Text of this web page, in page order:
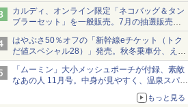
カルディ、オンライン限定「ネコバッグ＆タン
ブラーセット」を一般販売。7月の抽選販売の
当選無効分
はやぶさ50％オフの「新幹線eチケット（トク
だ値スペシャル28）」発売。秋冬乗車分、えき
ねっと限定
「ムーミン」大小メッシュポーチが付録、素敵
なあの人 11月号。中身が見やすく、温泉スパに
もっと見る